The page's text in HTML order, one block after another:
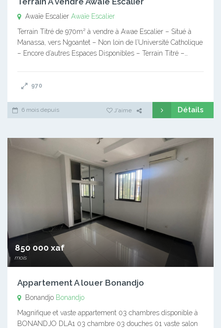
Awaïe Escalier Awaïe Escalier
Terrain Titré de 970m² à vendre à Awae Escalier – Situé à
Manassa, vers Ngoantet – Non loin de l’Université Catholique
– Encore d’autres Espaces Disponibles – Terrain Titré –…
970
6 mois depuis J'aime Détails
850 000 xaf
mois
Appartement A louer Bonandjo
Bonandjo Bonandjo
Magnifique et vaste appartement 03 chambres disponible à
BONANDJO DLA1 03 chambre 03 douches 01 vaste salon